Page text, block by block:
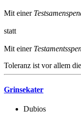
Mit einer
statt
Mit einer
Toleranz ist vor allem
Grinsekater
Dubios